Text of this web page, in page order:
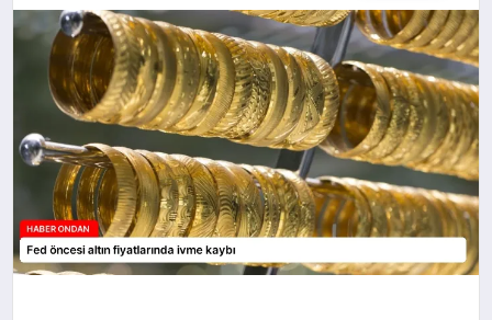
TEKNOLOJI
YAŞAM